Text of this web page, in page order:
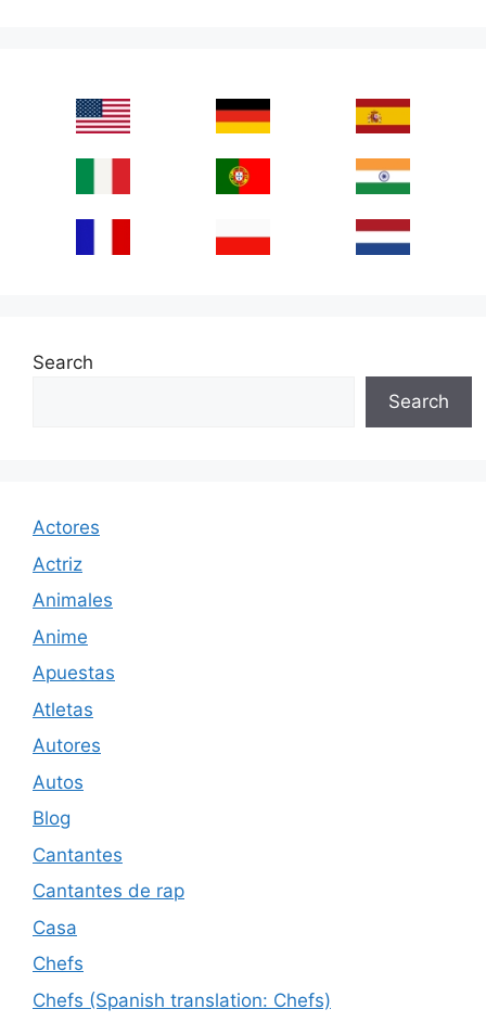
Search
Search
Actores
Actriz
Animales
Anime
Apuestas
Atletas
Autores
Autos
Blog
Cantantes
Cantantes de rap
Casa
Chefs
Chefs (Spanish translation: Chefs)